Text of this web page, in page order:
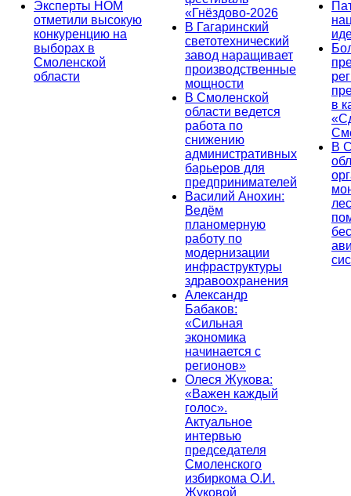
Эксперты НОМ
отметили высокую
конкуренцию на
выборах в
Смоленской
области
«Гнёздово-2026
В Гагаринский
светотехнический
завод наращивает
производственные
мощности
В Смоленской
области ведется
работа по
снижению
административных
барьеров для
предпринимателей
Василий Анохин:
Ведём
планомерную
работу по
модернизации
инфраструктуры
здравоохранения
Александр
Бабаков:
«Сильная
экономика
начинается с
регионов»
Олеся Жукова:
«Важен каждый
голос».
Актуальное
интервью
председателя
Смоленского
избиркома О.И.
Жуковой
в
В